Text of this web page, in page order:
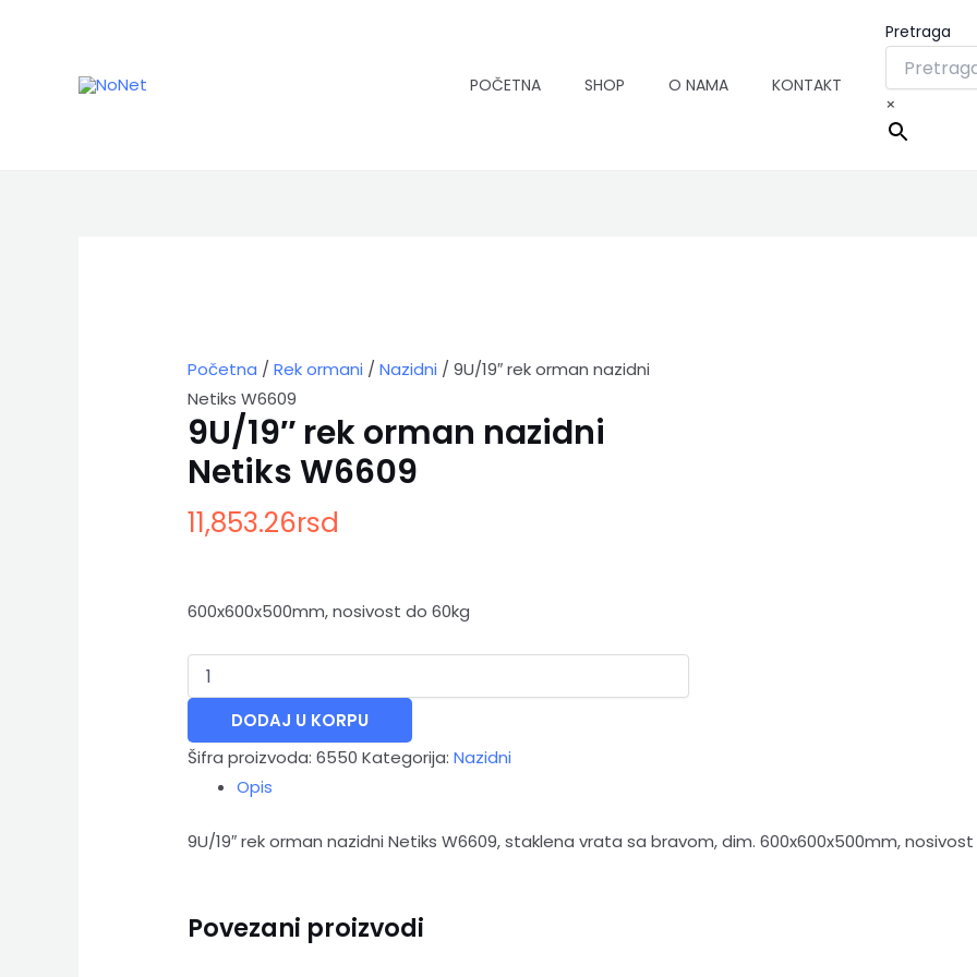
POČETNA SHOP O NAMA KONTAKT
Pretraga
×
Početna /Rek ormani /Nazidni / 9U/19″ rek orman nazidni
Netiks W6609
9U/19″ rek orman nazidni
Netiks W6609
11,853.26rsd
600x600x500mm, nosivost do 60kg
količina
DODAJ U KORPU
Šifra proizvoda:6550 Kategorija:Nazidni
Opis
9U/19″ rek orman nazidni Netiks W6609, staklena vrata sa bravom, dim. 600x600x500mm,
Povezani proizvodi